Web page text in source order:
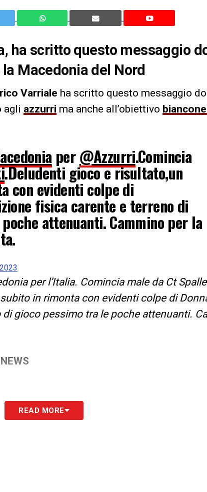
ha scritto questo messaggio
Macedonia del Nord
Varriale ha scritto questo messaggio
agli azzurri ma anche all’obiettivo
per@Azzurri.Comincia
.Deludenti gioco e risultato,un
con evidenti colpe di
fisica carente e terreno di
attenuanti. Cammino per la
per l’Italia. Comincia male da Ct
in rimonta con evidenti colpe di
gioco pessimo tra le poche attenuanti.
READ MORE